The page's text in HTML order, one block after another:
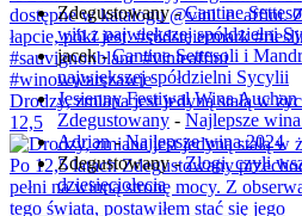
Drodzy, zmiana jest jedyną stałą w
12,5
Zdegustowany-Cantine
win z największej spółdzielni
jacek-Cantine Settesoli i
największej spółdzielni Sycylii
Jesienny Festiwal Wina
Zdegustowany - Najlepsze
Adrian-Najlepsze wina 2024
Zdegustowany-Złogi, czyli
dziesięciolecia